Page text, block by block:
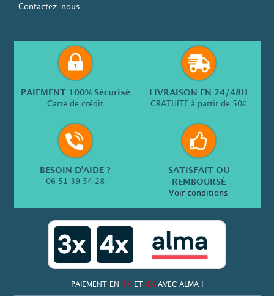
Contactez-nous
PAIEMENT 100% Sécurisé
Carte de crédit
LIVRAISON EN 24/48H
GRATUITE à partir de 50€
BESOIN D’AIDE ?
06 51 39 54 28
SATISFAIT OU
REMBOURSÉ
Voir conditions
PAIEMENT EN 3X ET 4X AVEC ALMA !